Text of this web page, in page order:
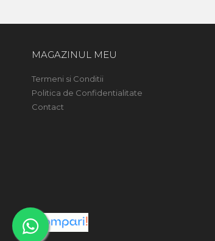
MAGAZINUL MEU
Termeni si Conditii
Politica de Confidentialitate
Contact